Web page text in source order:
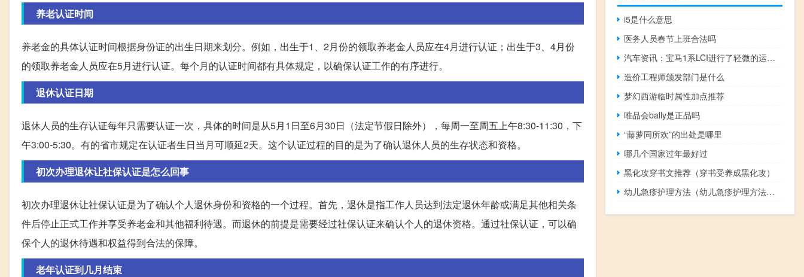
养老认证时间
养老金的具体认证时间根据身份证的出生日期来划分。例如，出生于1、2月份的领取养老金人员应在4月进行认证；出生于3、4月份
的领取养老金人员应在5月进行认证。每个月的认证时间都有具体规定，以确保认证工作的有序进行。
退休认证日期
退休人员的生存认证每年只需要认证一次，具体的时间是从5月1日至6月30日（法定节假日除外），每周一至周五上午8:30-11:30，下
午3:00-5:30。有的省市规定在认证者生日当月可顺延2天。这个认证过程的目的是为了确认退休人员的生存状态和资格。
初次办理退休让社保认证是怎么回事
初次办理退休让社保认证是为了确认个人退休身份和资格的一个过程。首先，退休是指工作人员达到法定退休年龄或满足其他相关条
件后停止正式工作并享受养老金和其他福利待遇。而退休的前提是需要经过社保认证来确认个人的退休资格。通过社保认证，可以确
保个人的退休待遇和权益得到合法的保障。
老年认证到几月结束
i5是什么意思
医务人员春节上班合法吗
汽车资讯：宝马1系LCI进行了轻微的运动更新 历经RWD 1系
造价工程师颁发部门是什么
梦幻西游临时属性加点推荐
唯品会bally是正品吗
“藤萝同所欢”的出处是哪里
哪几个国家过年最好过
黑化攻穿书文推荐（穿书受养成黑化攻）
幼儿急疹护理方法（幼儿急疹护理方法有哪些）